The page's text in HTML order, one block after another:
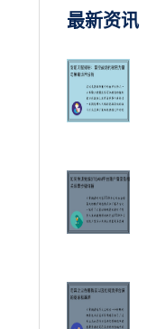
最新资讯